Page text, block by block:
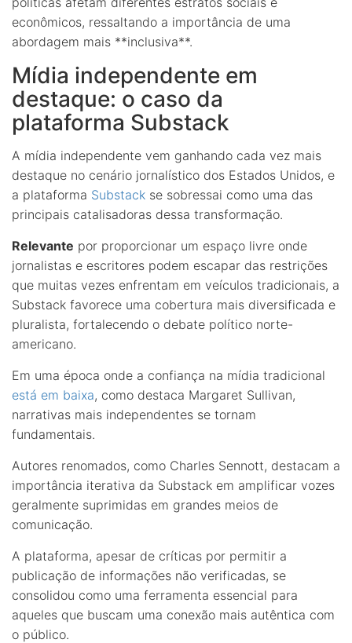
econômicos, ressaltando a importância de uma
abordagem mais **inclusiva**.
Mídia independente em
destaque: o caso da
plataforma Substack
A mídia independente vem ganhando cada vez mais
destaque no cenário jornalístico dos Estados Unidos, e
a plataforma Substack se sobressai como uma das
principais catalisadoras dessa transformação.
Relevante por proporcionar um espaço livre onde
jornalistas e escritores podem escapar das restrições
que muitas vezes enfrentam em veículos tradicionais, a
Substack favorece uma cobertura mais diversificada e
pluralista, fortalecendo o debate político norte-
americano.
Em uma época onde a confiança na mídia tradicional
está em baixa, como destaca Margaret Sullivan,
narrativas mais independentes se tornam
fundamentais.
Autores renomados, como Charles Sennott, destacam a
importância iterativa da Substack em amplificar vozes
geralmente suprimidas em grandes meios de
comunicação.
A plataforma, apesar de críticas por permitir a
publicação de informações não verificadas, se
consolidou como uma ferramenta essencial para
aqueles que buscam uma conexão mais autêntica com
o público.